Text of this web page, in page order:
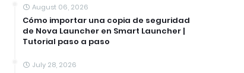
August 06, 2026
Cómo importar una copia de seguridad
de Nova Launcher en Smart Launcher |
Tutorial paso a paso
July 28, 2026